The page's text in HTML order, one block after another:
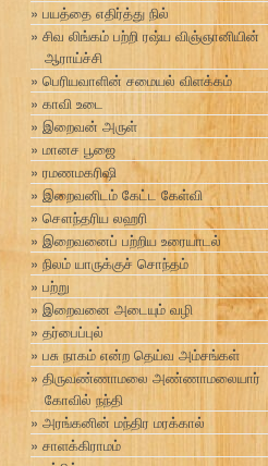
பயத்தை எதிர்த்து நில்
சிவ லிங்கம் பற்றி ரஷ்ய விஞ்ஞானியின்
ஆராய்ச்சி
பெரியவாளின் சமையல் விளக்கம்
காவி உடை
இறைவன் அருள்
மானச பூஜை
ரமணமகரிஷி
இறைவனிடம் கேட்ட கேள்வி
சௌந்தரிய லஹரி
இறைவனைப் பற்றிய உரையாடல்
நிலம் யாருக்குச் சொந்தம்
பற்று
இறைவனை அடையும் வழி
தர்பைப்புல்
பசு நாகம் என்ற தெய்வ அம்சங்கள்
திருவண்ணாமலை அண்ணாமலையார்
கோவில் நந்தி
அரங்கனின் மந்திர மரக்கால்
சாளக்கிராமம்